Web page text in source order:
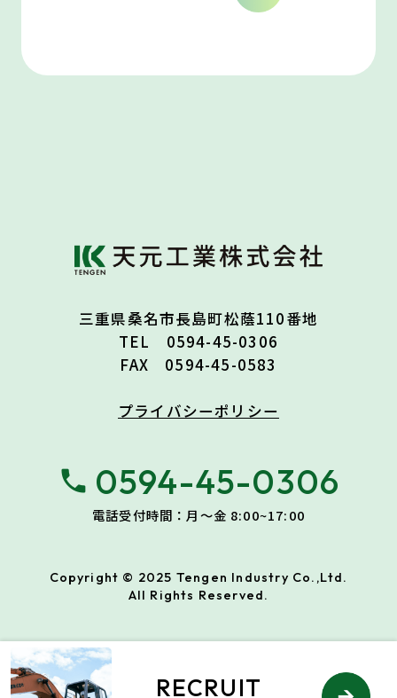
RECRUIT
三重県桑名市長島町松蔭110番地
TEL 0594-45-0306
FAX 0594-45-0583
プライバシーポリシー
phone 0594-45-0306
電話受付時間：月〜金 8:00~17:00
Copyright © 2025 Tengen Industry Co.,Ltd.
All Rights Reserved.